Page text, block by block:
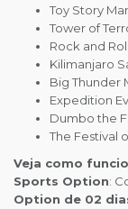
Toy Story
Tower of
Rock and
Kilimanjaro
Big Thunder
Expedition
Dumbo the
The Festival
Veja como
Sports Option:
Option de 02